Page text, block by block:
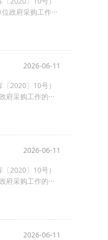
政府采购工作···
2026-06-11
2020〕10号）
采购工作的···
2026-06-11
2020〕10号）
采购工作的···
2026-06-11